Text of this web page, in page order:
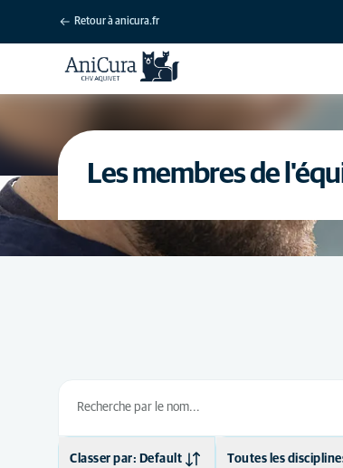
Retour à anicura.fr
Les membres de
Classer par: Default Toutes les